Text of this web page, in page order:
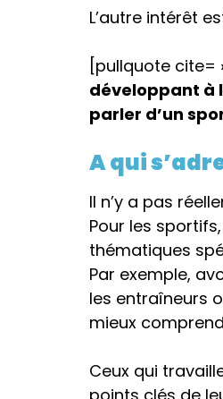
L’autre intérêt
[pullquote cite=
développant à
parler d’un
A qui
Il n’y a pas
Pour les
thématiques
Par exemple,
les entraîneurs
mieux
Ceux qui